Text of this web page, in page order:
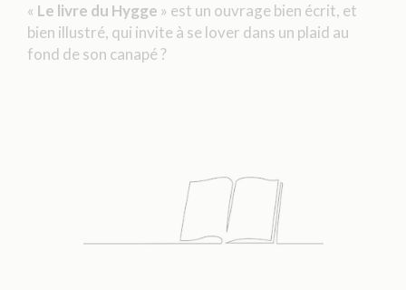
« Le livre du Hygge » est un ouvrage bien écrit, et
bien illustré, qui invite à se lover dans un plaid au
fond de son canapé ?